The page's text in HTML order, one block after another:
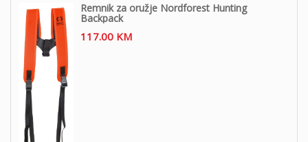
Remnik za oružje Nordforest Hunting
Backpack
117.00 KM